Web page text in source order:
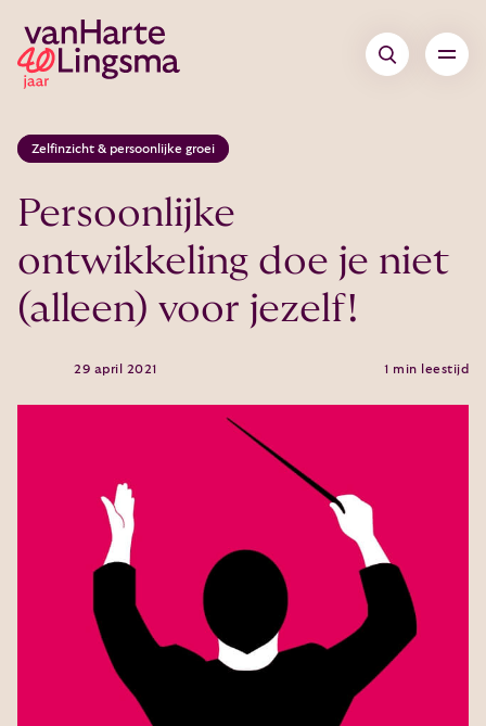
Zelfinzicht & persoonlijke groei
Persoonlijke
ontwikkeling doe je niet
(alleen) voor jezelf!
29 april 2021 1 min leestijd